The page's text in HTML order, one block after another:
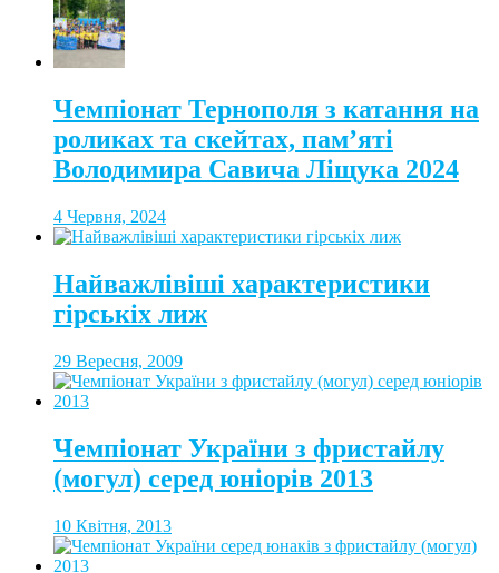
Чемпіонат Тернополя з катання на
роликах та скейтах, пам’яті
Володимира Савича Ліщука 2024
4 Червня, 2024
Найважлівіші характеристики
гірськіх лиж
29 Вересня, 2009
Чемпіонат України з фристайлу
(могул) серед юніорів 2013
10 Квітня, 2013